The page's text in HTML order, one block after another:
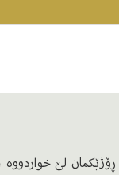
لێ خواردووە